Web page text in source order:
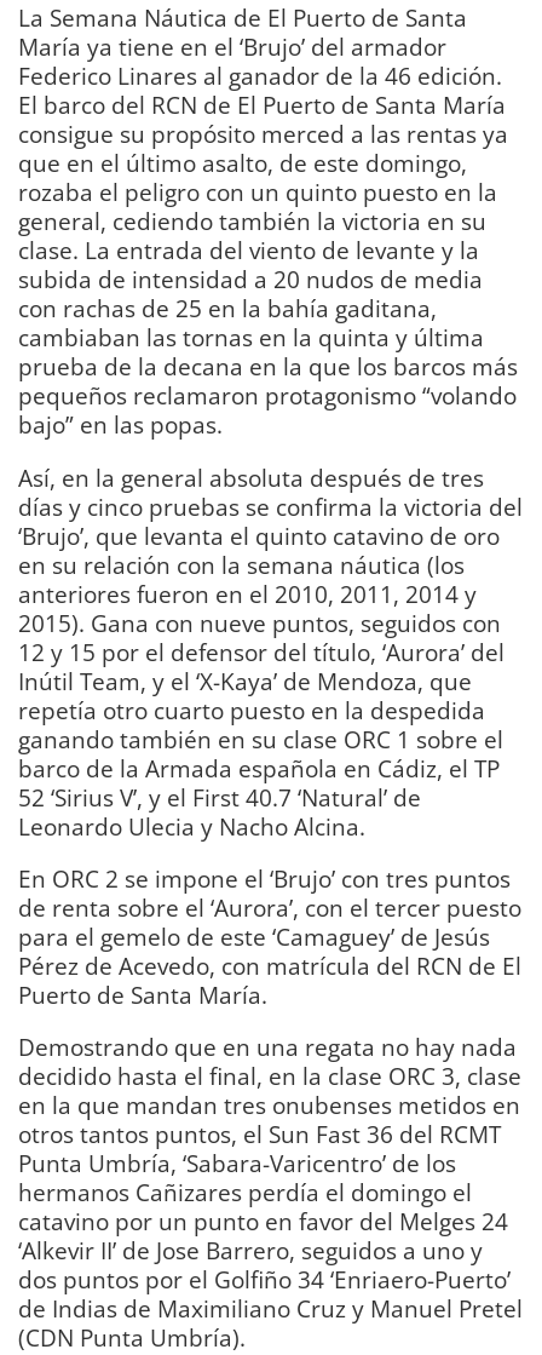
La Semana Náutica de El Puerto de Santa
María ya tiene en el ‘Brujo’ del armador
Federico Linares al ganador de la 46 edición.
El barco del RCN de El Puerto de Santa María
consigue su propósito merced a las rentas ya
que en el último asalto, de este domingo,
rozaba el peligro con un quinto puesto en la
general, cediendo también la victoria en su
clase. La entrada del viento de levante y la
subida de intensidad a 20 nudos de media
con rachas de 25 en la bahía gaditana,
cambiaban las tornas en la quinta y última
prueba de la decana en la que los barcos más
pequeños reclamaron protagonismo “volando
bajo” en las popas.
Así, en la general absoluta después de tres
días y cinco pruebas se confirma la victoria del
‘Brujo’, que levanta el quinto catavino de oro
en su relación con la semana náutica (los
anteriores fueron en el 2010, 2011, 2014 y
2015). Gana con nueve puntos, seguidos con
12 y 15 por el defensor del título, ‘Aurora’ del
Inútil Team, y el ‘X-Kaya’ de Mendoza, que
repetía otro cuarto puesto en la despedida
ganando también en su clase ORC 1 sobre el
barco de la Armada española en Cádiz, el TP
52 ‘Sirius V’, y el First 40.7 ‘Natural’ de
Leonardo Ulecia y Nacho Alcina.
En ORC 2 se impone el ‘Brujo’ con tres puntos
de renta sobre el ‘Aurora’, con el tercer puesto
para el gemelo de este ‘Camaguey’ de Jesús
Pérez de Acevedo, con matrícula del RCN de El
Puerto de Santa María.
Demostrando que en una regata no hay nada
decidido hasta el final, en la clase ORC 3, clase
en la que mandan tres onubenses metidos en
otros tantos puntos, el Sun Fast 36 del RCMT
Punta Umbría, ‘Sabara-Varicentro’ de los
hermanos Cañizares perdía el domingo el
catavino por un punto en favor del Melges 24
‘Alkevir II’ de Jose Barrero, seguidos a uno y
dos puntos por el Golfiño 34 ‘Enriaero-Puerto’
de Indias de Maximiliano Cruz y Manuel Pretel
(CDN Punta Umbría).